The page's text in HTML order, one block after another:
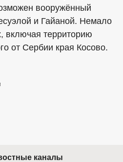
вооружённый
и Гайаной. Немало
включая территорию
от Сербии края Косово.
каналы